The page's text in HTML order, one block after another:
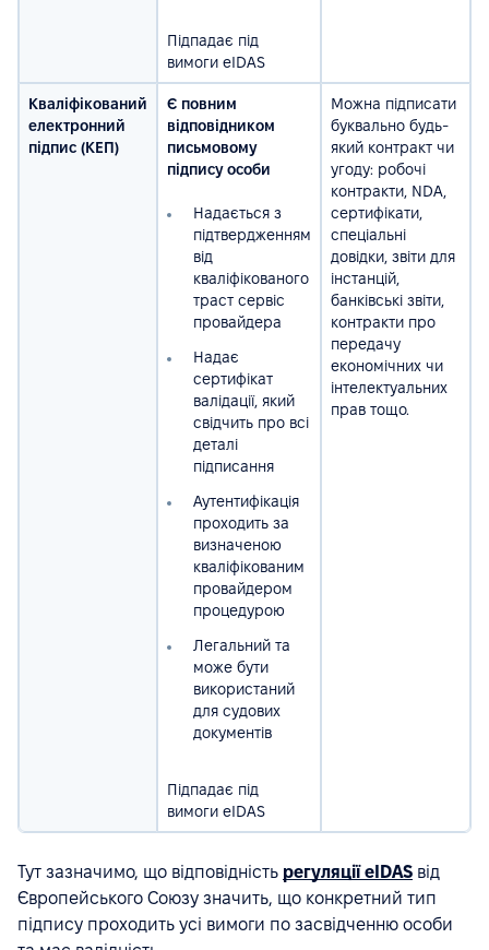
Підпадає під
вимоги eIDAS
Кваліфікований
електронний
підпис (КЕП)
Є повним
відповідником
письмовому
підпису особи
Надається з
підтвердженням
від
кваліфікованого
траст сервіс
провайдера
Надає
сертифікат
валідації, який
свідчить про всі
деталі
підписання
Аутентифікація
проходить за
визначеною
кваліфікованим
провайдером
процедурою
Легальний та
може бути
використаний
для судових
документів
Підпадає під
вимоги eIDAS
Можна підписати
буквально будь-
який контракт чи
угоду: робочі
контракти, NDA,
сертифікати,
спеціальні
довідки, звіти для
інстанцій,
банківські звіти,
контракти про
передачу
економічних чи
інтелектуальних
прав тощо.
Тут зазначимо, що відповідність регуляції eIDAS від
Європейського Союзу значить, що конкретний тип
підпису проходить усі вимоги по засвідченню особи